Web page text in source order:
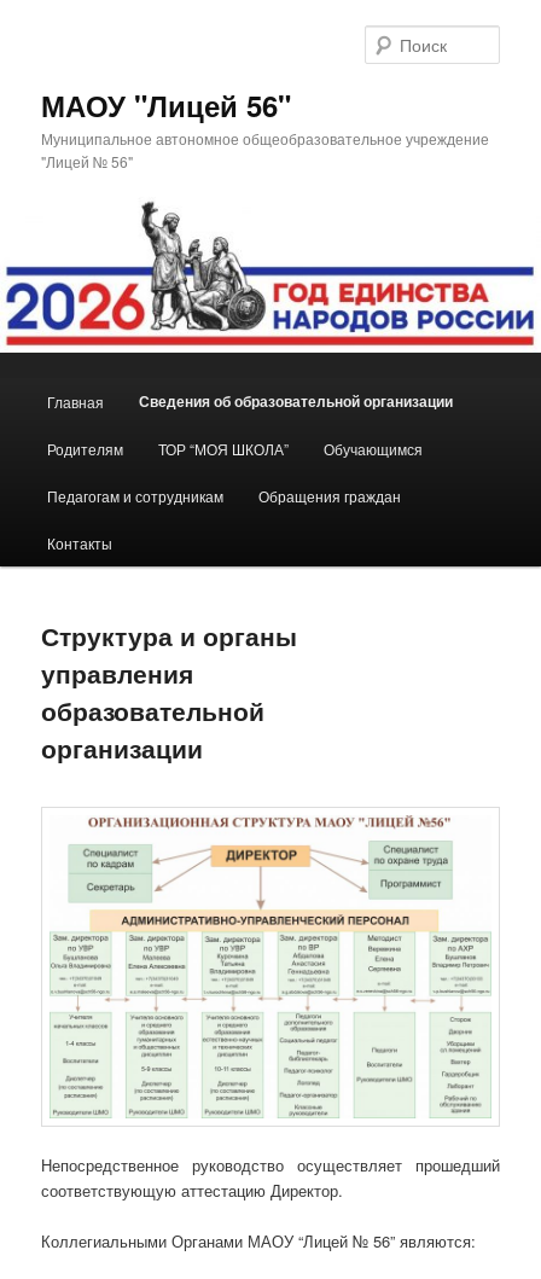
МАОУ "Лицей 56"
Муниципальное автономное общеобразовательное учреждение
"Лицей № 56"
Перейти
к
основному
Главная Сведения об образовательной организации
Родителям ТОР “МОЯ ШКОЛА” Обучающимся
Педагогам и сотрудникам Обращения граждан
Контакты
Структура и органы
управления
образовательной
организации
Непосредственное руководство осуществляет прошедший
соответствующую аттестацию Директор.
Коллегиальными Органами МАОУ “Лицей № 56” являются: